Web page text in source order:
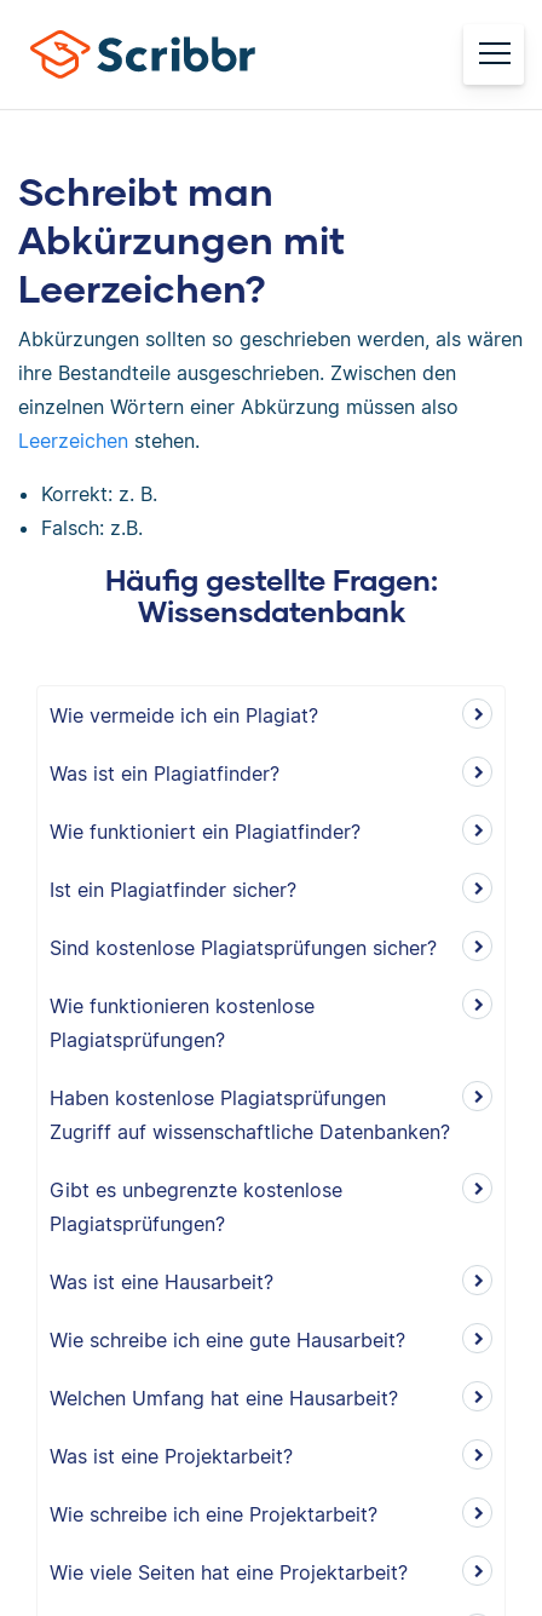
Schreibt man
Abkürzungen mit
Leerzeichen?
Abkürzungen sollten so geschrieben werden, als wären
ihre Bestandteile ausgeschrieben. Zwischen den
einzelnen Wörtern einer Abkürzung müssen also
Leerzeichen stehen.
Korrekt: z. B.
Falsch: z.B.
Häufig gestellte Fragen:
Wissensdatenbank
Wie vermeide ich ein Plagiat?
Was ist ein Plagiatfinder?
Wie funktioniert ein Plagiatfinder?
Ist ein Plagiatfinder sicher?
Sind kostenlose Plagiatsprüfungen sicher?
Wie funktionieren kostenlose
Plagiatsprüfungen?
Haben kostenlose Plagiatsprüfungen
Zugriff auf wissenschaftliche Datenbanken?
Gibt es unbegrenzte kostenlose
Plagiatsprüfungen?
Was ist eine Hausarbeit?
Wie schreibe ich eine gute Hausarbeit?
Welchen Umfang hat eine Hausarbeit?
Was ist eine Projektarbeit?
Wie schreibe ich eine Projektarbeit?
Wie viele Seiten hat eine Projektarbeit?